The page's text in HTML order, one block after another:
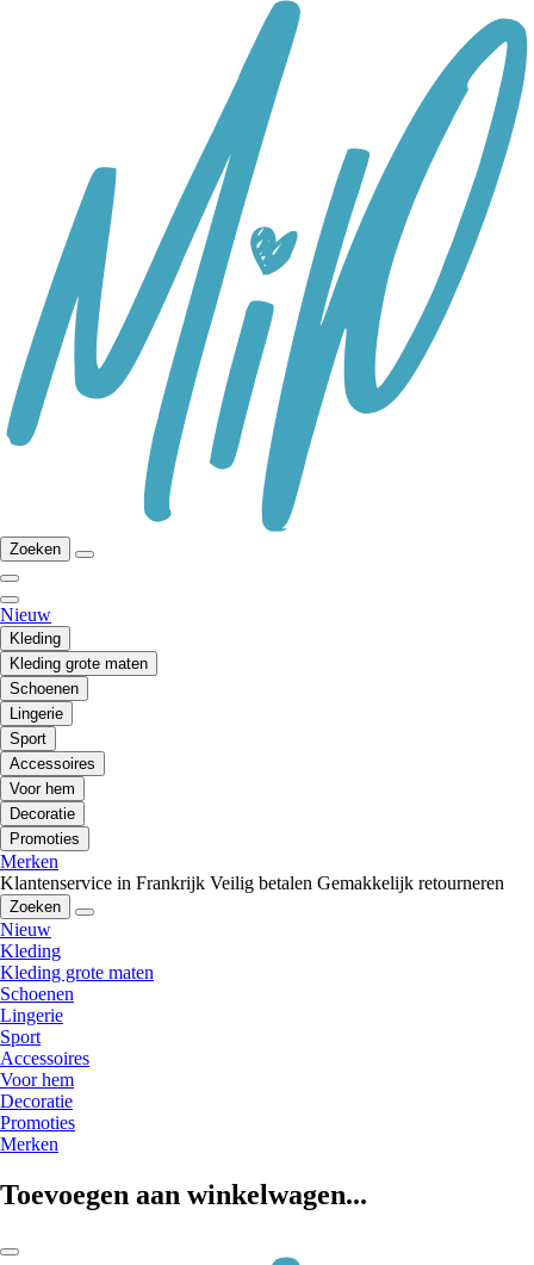
Zoeken
Nieuw
Kleding
Kleding grote maten
Schoenen
Lingerie
Sport
Accessoires
Voor hem
Decoratie
Promoties
Merken
Klantenservice in Frankrijk Veilig betalen Gemakkelijk retourneren
Zoeken
Nieuw
Kleding
Kleding grote maten
Schoenen
Lingerie
Sport
Accessoires
Voor hem
Decoratie
Promoties
Merken
Toevoegen aan winkelwagen...